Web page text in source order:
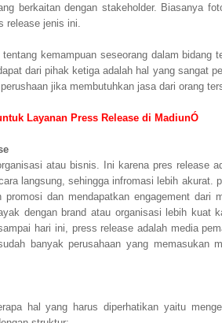
berkaitan dengan stakeholder. Biasanya
release jenis ini.
kemampuan seseorang dalam bidang
dari pihak ketiga adalah hal yang sangat
jika membutuhkan jasa dari orang
Layanan Press Release di MadiunÓ
atau bisnis. Ini karena pres release
langsung, sehingga infromasi lebih akurat.
dan mendapatkan engagement dari
dengan brand atau organisasi lebih kuat
hari ini, press release adalah media
banyak perusahaan yang memasukan
hal yang harus diperhatikan yaitu